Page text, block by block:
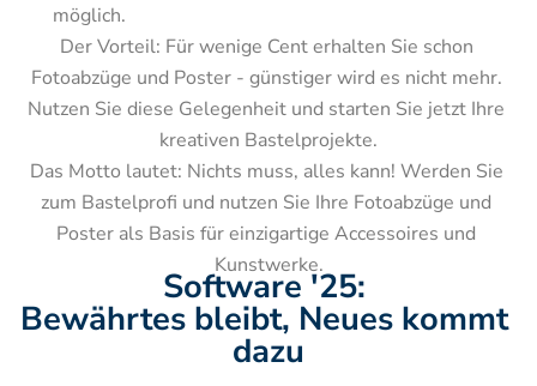
möglich.
Der Vorteil: Für wenige Cent erhalten Sie schon
Fotoabzüge und Poster - günstiger wird es nicht mehr.
Nutzen Sie diese Gelegenheit und starten Sie jetzt Ihre
kreativen Bastelprojekte.
Das Motto lautet: Nichts muss, alles kann! Werden Sie
zum Bastelprofi und nutzen Sie Ihre Fotoabzüge und
Poster als Basis für einzigartige Accessoires und
Kunstwerke.
Software '25:
Bewährtes bleibt, Neues kommt
dazu